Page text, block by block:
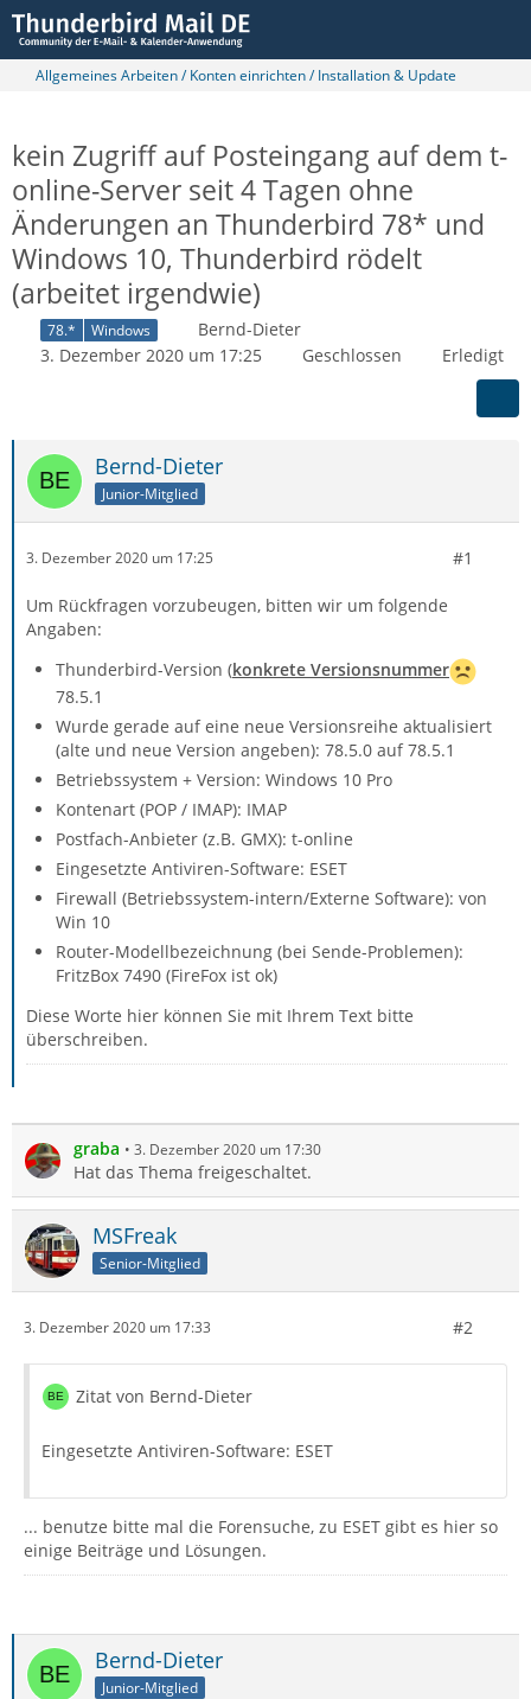
Allgemeines Arbeiten / Konten einrichten / Installation & Update
kein Zugriff auf Posteingang auf dem t-
online-Server seit 4 Tagen ohne
Änderungen an Thunderbird 78* und
Windows 10, Thunderbird rödelt
(arbeitet irgendwie)
78.* Windows
Bernd-Dieter
3. Dezember 2020 um 17:25
Geschlossen Erledigt
Bernd-Dieter
Junior-Mitglied
3. Dezember 2020 um 17:25 #1
Um Rückfragen vorzubeugen, bitten wir um folgende
Angaben:
Thunderbird-Version (konkrete Versionsnummer
78.5.1
Wurde gerade auf eine neue Versionsreihe aktualisiert
(alte und neue Version angeben): 78.5.0 auf 78.5.1
Betriebssystem + Version: Windows 10 Pro
Kontenart (POP / IMAP): IMAP
Postfach-Anbieter (z.B. GMX): t-online
Eingesetzte Antiviren-Software: ESET
Firewall (Betriebssystem-intern/Externe Software): von
Win 10
Router-Modellbezeichnung (bei Sende-Problemen):
FritzBox 7490 (FireFox ist ok)
Diese Worte hier können Sie mit Ihrem Text bitte
überschreiben.
graba 3. Dezember 2020 um 17:30
Hat das Thema freigeschaltet.
MSFreak
Senior-Mitglied
3. Dezember 2020 um 17:33 #2
Zitat von Bernd-Dieter
Eingesetzte Antiviren-Software: ESET
... benutze bitte mal die Forensuche, zu ESET gibt es hier so
einige Beiträge und Lösungen.
Bernd-Dieter
Junior-Mitglied